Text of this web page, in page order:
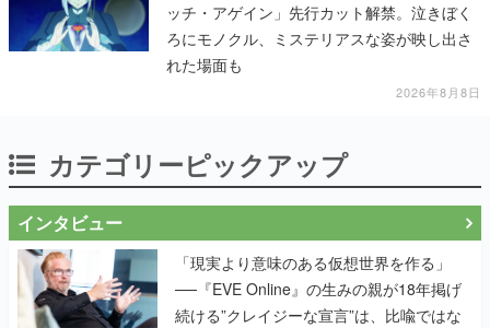
ッチ・アゲイン」先行カット解禁。泣きぼく
ろにモノクル、ミステリアスな姿が映し出さ
れた場面も
2026年8月8日
カテゴリーピックアップ
インタビュー
「現実より意味のある仮想世界を作る」
──『EVE Online』の生みの親が18年掲げ
続ける”クレイジーな宣言”は、比喩ではな